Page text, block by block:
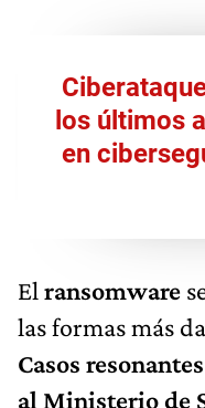
los últimos
en
El ransomware
las formas más
Casos
al Ministerio de